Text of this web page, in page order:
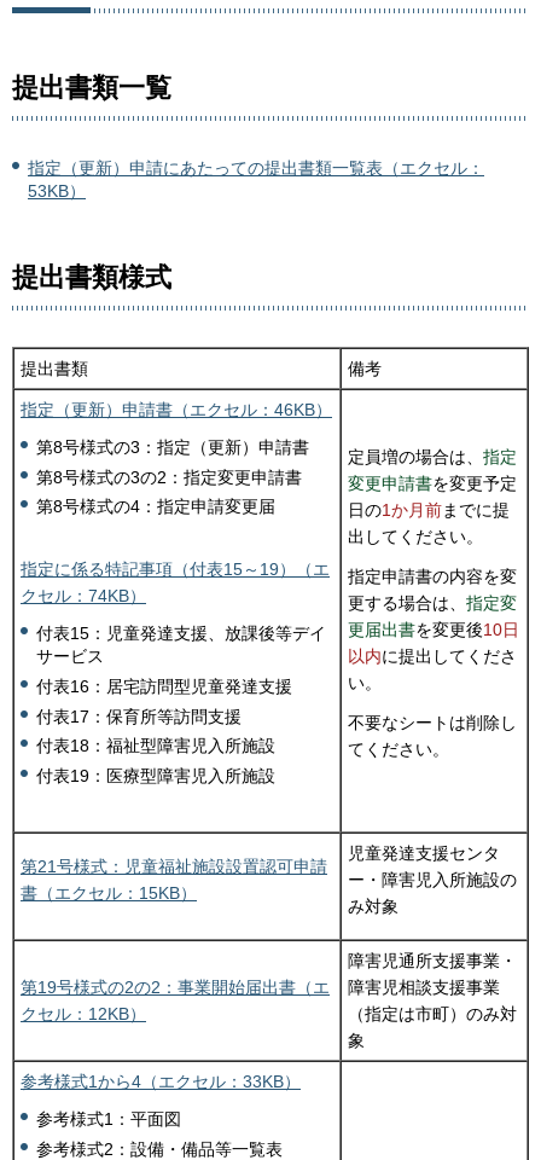
提出書類一覧
指定（更新）申請にあたっての提出書類一覧表（エクセル：
53KB）
提出書類様式
提出書類 備考
指定（更新）申請書（エクセル：46KB）
第8号様式の3：指定（更新）申請書
第8号様式の3の2：指定変更申請書
第8号様式の4：指定申請変更届
指定に係る特記事項（付表15～19）（エ
クセル：74KB）
付表15：児童発達支援、放課後等デイ
サービス
付表16：居宅訪問型児童発達支援
付表17：保育所等訪問支援
付表18：福祉型障害児入所施設
付表19：医療型障害児入所施設
定員増の場合は、 指定
変更申請書を変更予定
日の1か月前までに提
出してください。
指定申請書の内容を変
更する場合は、 指定変
更届出書を変更後10日
以内に提出してくださ
い。
不要なシートは削除し
てください。
第21号様式：児童福祉施設設置認可申請
書（エクセル：15KB）
児童発達支援センタ
ー・障害児入所施設の
み対象
第19号様式の2の2：事業開始届出書（エ
クセル：12KB）
障害児通所支援事業・
障害児相談支援事業
（指定は市町）のみ対
象
参考様式1から4（エクセル：33KB）
参考様式1：平面図
参考様式2：設備・備品等一覧表